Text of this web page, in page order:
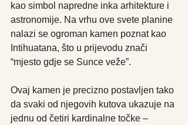
kao simbol napredne inka arhitekture i
astronomije. Na vrhu ove svete planine
nalazi se ogroman kamen poznat kao
Intihuatana, što u prijevodu znači
“mjesto gdje se Sunce veže”.
Ovaj kamen je precizno postavljen tako
da svaki od njegovih kutova ukazuje na
jednu od četiri kardinalne točke –